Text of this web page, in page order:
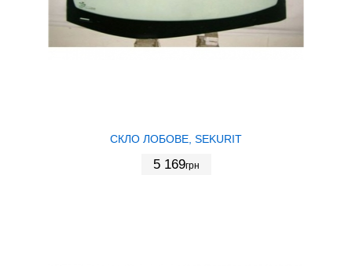
СКЛО ЛОБОВЕ, SEKURIT
5 169грн